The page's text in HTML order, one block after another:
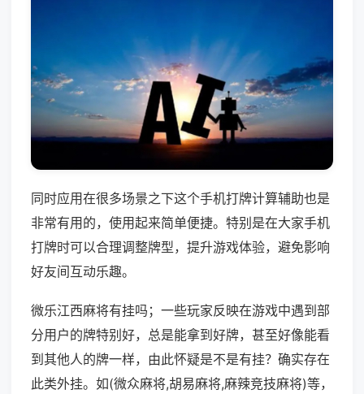
同时应用在很多场景之下这个手机打牌计算辅助也是
非常有用的，使用起来简单便捷。特别是在大家手机
打牌时可以合理调整牌型，提升游戏体验，避免影响
好友间互动乐趣。
微乐江西麻将有挂吗；一些玩家反映在游戏中遇到部
分用户的牌特别好，总是能拿到好牌，甚至好像能看
到其他人的牌一样，由此怀疑是不是有挂？确实存在
此类外挂。如(微众麻将,胡易麻将,麻辣竞技麻将)等，